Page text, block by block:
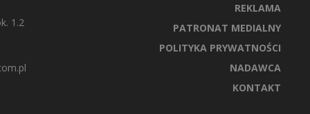
1.2
REKLAMA
PATRONAT MEDIALNY
POLITYKA PRYWATNOŚCI
NADAWCA
KONTAKT